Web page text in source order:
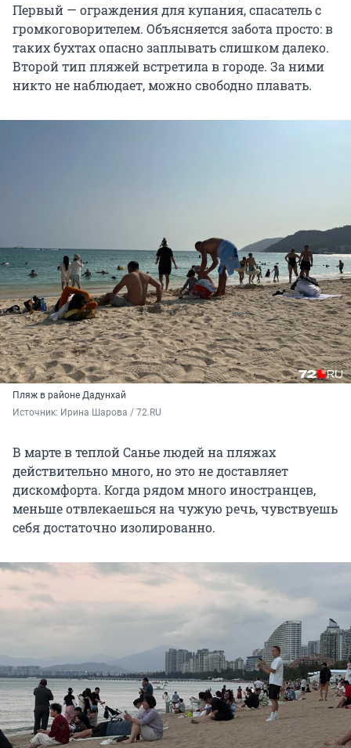
Первый — ограждения для купания, спасатель с
громкоговорителем. Объясняется забота просто: в
таких бухтах опасно заплывать слишком далеко.
Второй тип пляжей встретила в городе. За ними
никто не наблюдает, можно свободно плавать.
Пляж в районе Дадунхай
Источник: Ирина Шарова / 72.RU
В марте в теплой Санье людей на пляжах
действительно много, но это не доставляет
дискомфорта. Когда рядом много иностранцев,
меньше отвлекаешься на чужую речь, чувствуешь
себя достаточно изолированно.